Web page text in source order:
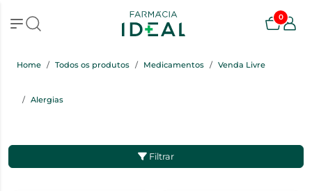
0
Home Todos os produtos Medicamentos Venda Livre
Alergias
Filtrar